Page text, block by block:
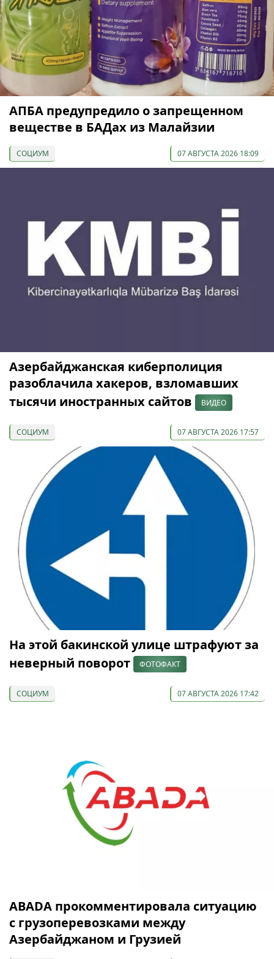
АПБА предупредило о запрещенном
веществе в БАДах из Малайзии
СОЦИУМ 07 АВГУСТА 2026 18:09
Азербайджанская киберполиция
разоблачила хакеров, взломавших
тысячи иностранных сайтов
ВИДЕО
СОЦИУМ 07 АВГУСТА 2026 17:57
На этой бакинской улице штрафуют за
неверный поворот
ФОТОФАКТ
СОЦИУМ 07 АВГУСТА 2026 17:42
ABADA прокомментировала ситуацию
с грузоперевозками между
Азербайджаном и Грузией